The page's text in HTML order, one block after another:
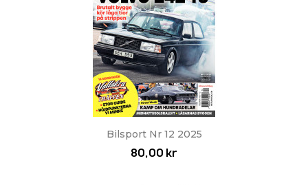
Bilsport Nr 12 2025
80,00 kr